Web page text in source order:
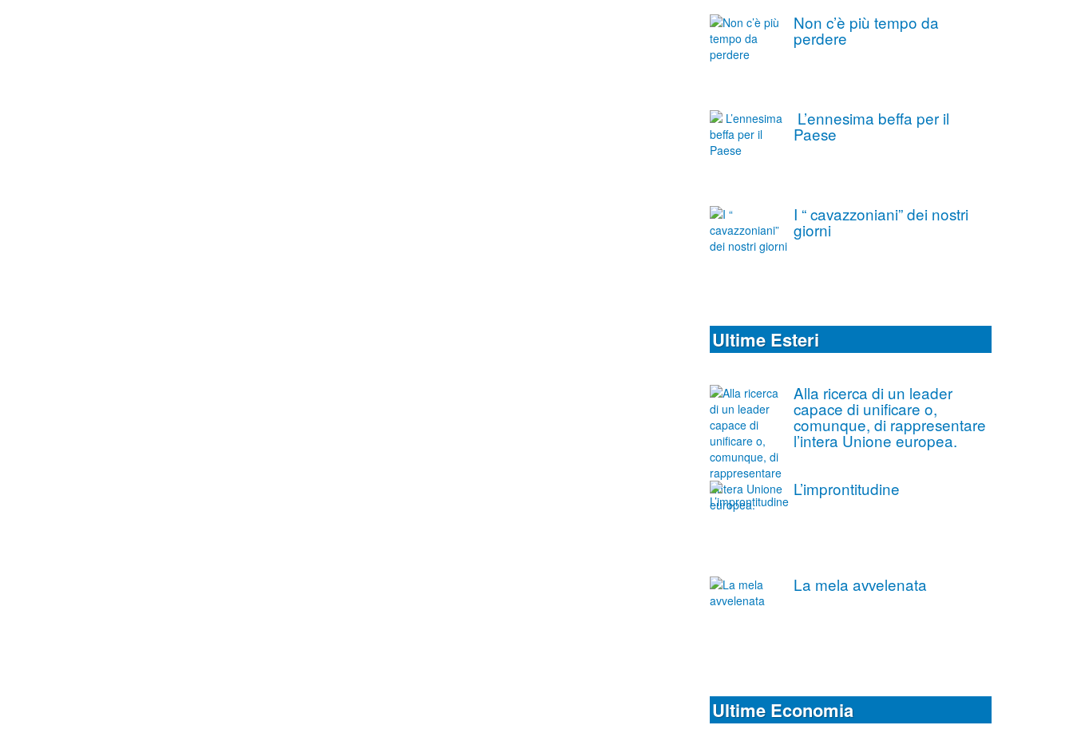
Non c’è più tempo da
perdere
L’ennesima beffa per il
Paese
I “ cavazzoniani” dei nostri
giorni
Ultime Esteri
Alla ricerca di un leader
capace di unificare o,
comunque, di rappresentare
l’intera Unione europea.
L’improntitudine
La mela avvelenata
Ultime Economia